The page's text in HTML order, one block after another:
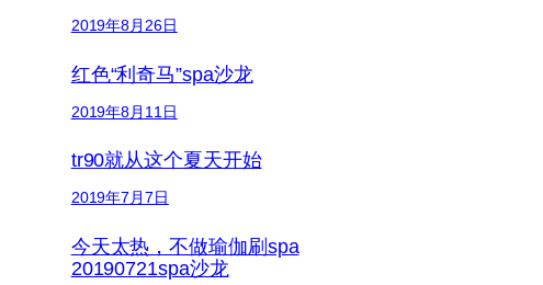
2019年8月26日
红色“利奇马”spa沙龙
2019年8月11日
tr90就从这个夏天开始
2019年7月7日
今天太热，不做瑜伽刷spa
20190721spa沙龙